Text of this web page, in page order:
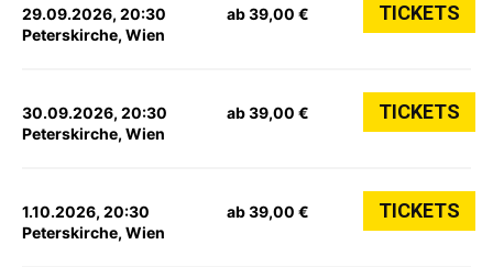
29.09.2026, 20:30
Peterskirche, Wien
ab 39,00 € TICKETS
30.09.2026, 20:30
Peterskirche, Wien
ab 39,00 € TICKETS
1.10.2026, 20:30
Peterskirche, Wien
ab 39,00 € TICKETS